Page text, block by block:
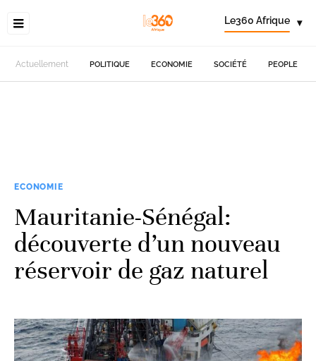
Le360 Afrique ▾
Actuellement POLITIQUE ECONOMIE SOCIÉTÉ PEOPLE
ECONOMIE
Mauritanie-Sénégal:
découverte d’un nouveau
réservoir de gaz naturel